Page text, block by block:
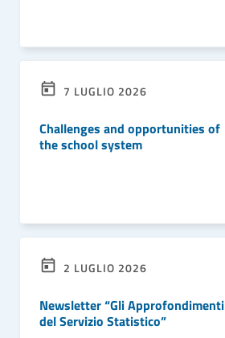
7 LUGLIO 2026
Challenges and opportunities of
the school system
2 LUGLIO 2026
Newsletter “Gli Approfondimenti
del Servizio Statistico”